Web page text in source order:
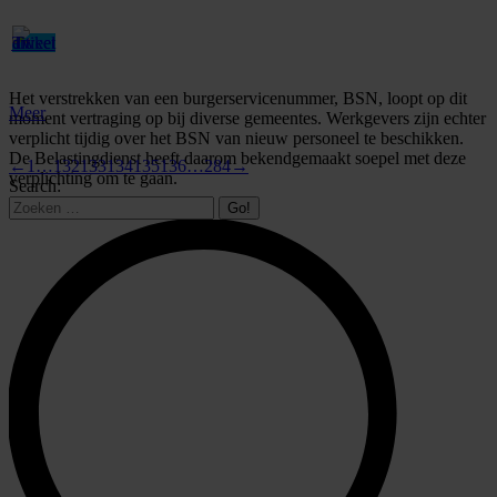
Het verstrekken van een burgerservicenummer, BSN, loopt op dit
moment vertraging op bij diverse gemeentes. Werkgevers zijn echter
verplicht tijdig over het BSN van nieuw personeel te beschikken.
De Belastingdienst heeft daarom bekendgemaakt soepel met deze
verplichting om te gaan.
Meer
←1…132133134135136…284→
Search: